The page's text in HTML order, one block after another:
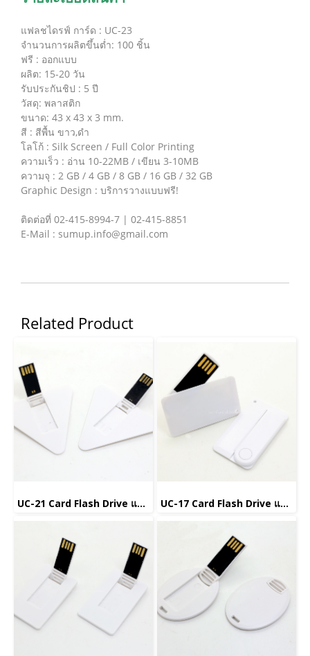
แฟลชไดรฟ์ การ์ด : UC-23
จำนวนการผลิตขึ้นต่ำ: 100 ชิ้น
ฟรี : ออกแบบ
ผลิต: 15-20 วัน
รับประกันชิป : 5 ปี
วัสดุ: พลาสติก
ขนาด: 43 x 43 x 3 mm.
สี : สีพื้น ขาว,ดำ
โลโก้ : Silk Screen / Full Color Printing
ความเร็ว : อ่าน 10-22MB / เขียน 3-10MB
ความจุ : 2 GB / 4 GB / 8 GB / 16 GB / 32 GB
Graphic Design : บริการวางแบบฟรี!
ติดต่อที่ 02-415-8994-7 | 02-415-8851
E-Mail : sumup.info@gmail.com
Related Product
UC-21 Card Flash Drive แฟลชไดรฟ์การ์ด UC-17 Card Flash Drive แฟลชไดรฟ์การ์ด